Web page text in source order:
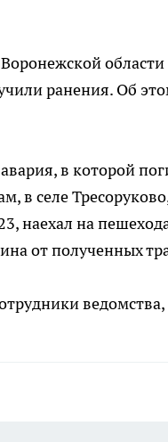
ранения. Об
в которой
в селе
наехал на
от полученных